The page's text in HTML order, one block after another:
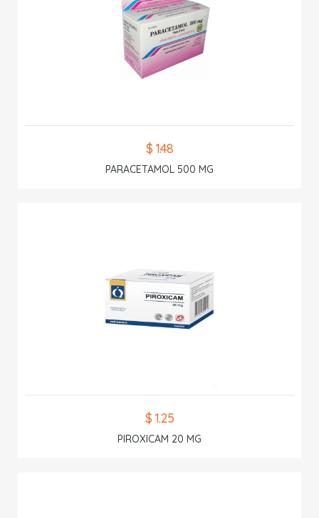
$ 1.48
PARACETAMOL 500 MG
$ 1.25
PIROXICAM 20 MG